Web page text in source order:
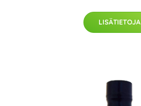
LISÄTIETOJA